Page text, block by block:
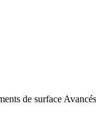
de surface Avancés